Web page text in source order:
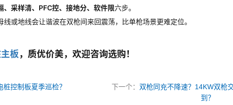
、采样清、PFC控、接地分、软件限六步。
或地线会让谐波在双枪间来回震荡，比单枪场景更难定位。
板，质优价美，欢迎咨询选购！
桩控制板夏季巡检？ 下一个：双枪同充不降速？14KW双枪
到？